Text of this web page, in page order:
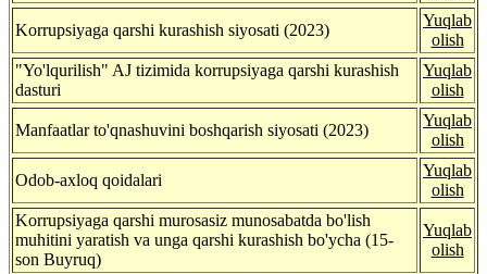
Korrupsiyaga qarshi kurashish siyosati (2023)
Yuqlab
olish
"Yo'lqurilish" AJ tizimida korrupsiyaga qarshi kurashish
dasturi
Yuqlab
olish
Manfaatlar to'qnashuvini boshqarish siyosati (2023)
Yuqlab
olish
Odob-axloq qoidalari
Yuqlab
olish
Korrupsiyaga qarshi murosasiz munosabatda bo'lish
muhitini yaratish va unga qarshi kurashish bo'ycha (15-
son Buyruq)
Yuqlab
olish